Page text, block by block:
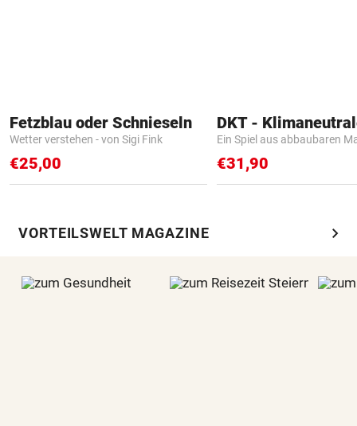
Fetzblau oder Schnieseln
Wetter verstehen - von Sigi Fink
€25,00
Ein Spiel aus abbaubaren
€31,90
VORTEILSWELT MAGAZINE chevron_right